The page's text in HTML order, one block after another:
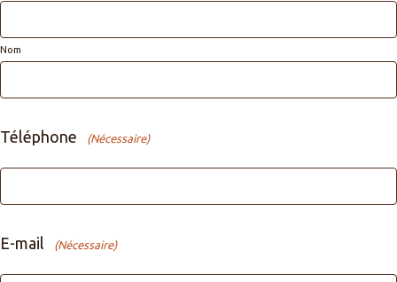
Nom
Téléphone (Nécessaire)
E-mail (Nécessaire)